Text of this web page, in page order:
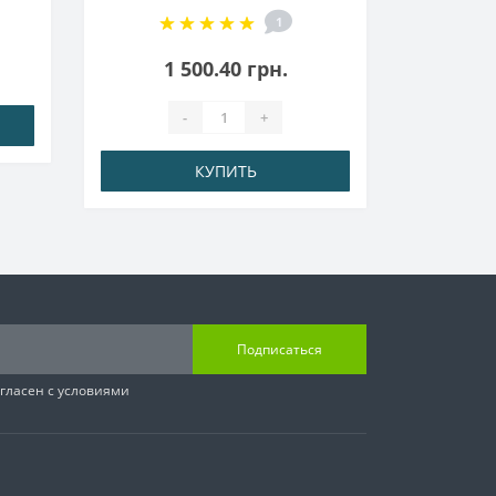
1
1 500.40 грн.
- +
КУПИТЬ
Подписаться
с условиями